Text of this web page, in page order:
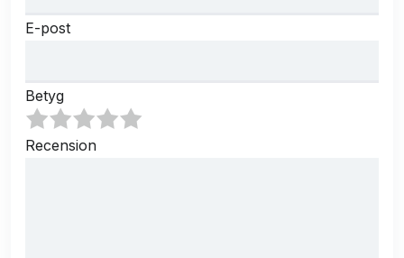
E-post
Betyg
Recension